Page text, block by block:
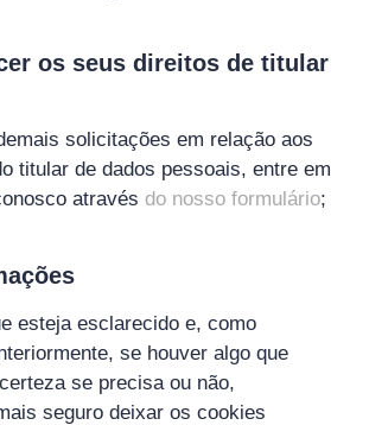
os seus direitos de titular
solicitações em relação aos
titular de dados pessoais, entre em
através do nosso formulário;
esteja esclarecido e, como
se houver algo que
se precisa ou não,
seguro deixar os cookies